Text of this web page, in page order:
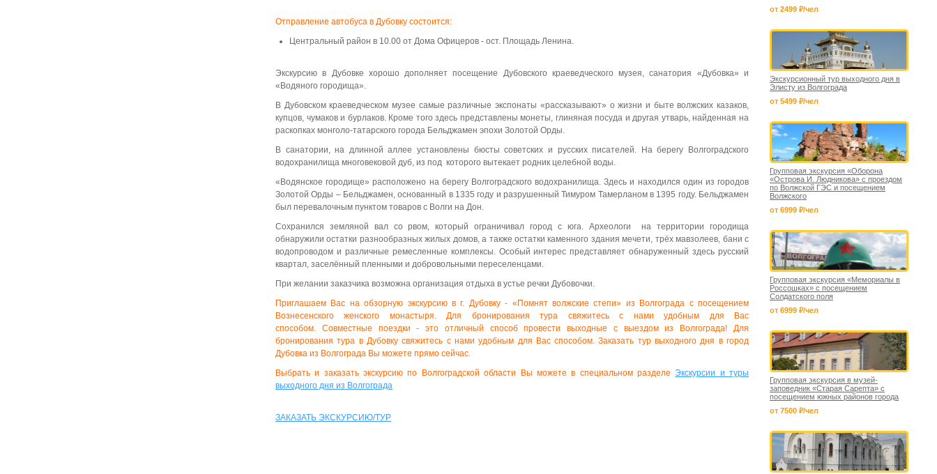
Отправление автобуса в Дубовку состоится:
Центральный район в 10.00 от Дома Офицеров - ост. Площадь Ленина.
Экскурсию в Дубовке хорошо дополняет посещение Дубовского краеведческого музея, санатория «Дубовка» и
«Водяного городища».
В Дубовском краеведческом музее самые различные экспонаты «рассказывают» о жизни и быте волжских казаков,
купцов, чумаков и бурлаков. Кроме того здесь представлены монеты, глиняная посуда и другая утварь, найденная на
раскопках монголо-татарского города Бельджамен эпохи Золотой Орды.
В санатории, на длинной аллее установлены бюсты советских и русских писателей. На берегу Волгоградского
водохранилища многовековой дуб, из под которого вытекает родник целебной воды.
«Водянское городище»расположено на берегу Волгоградского водохранилища. Здесь и находился один из городов
Золотой Орды – Бельджамен,основанный в 1335 году и разрушенный Тимуром Тамерланом в 1395 году. Бельджамен
был перевалочным пунктом товаров с Волги на Дон.
Сохранился земляной вал со рвом, который ограничивал город с юга. Археологи на территории городища
обнаружилиостатки разнообразных жилых домов, а также остатки каменного здания мечети, трёх мавзолеев, бани с
водопроводом и различные ремесленные комплексы. Особый интерес представляет обнаруженный здесь русский
квартал, заселённый пленными и добровольными переселенцами.
При желании заказчика возможна организация отдыха в устье речки Дубовочки.
Приглашаем Вас на обзорную экскурсию в г. Дубовку - «Помнят волжские степи» из Волгограда с посещением
Вознесенского женского монастыря.Для бронирования тура свяжитесь с нами удобным для Вас
способом. Совместные поездки - это отличный способ провести выходные с выездом из Волгограда! Для
бронирования тура в Дубовку свяжитесь с нами удобным для Вас способом. Заказать тур выходного дня в город
Дубовка из Волгограда Вы можете прямо сейчас.
Выбрать и заказать экскурсию по Волгоградской области Вы можете в специальном разделеЭкскурсии и туры
выходного дня из Волгограда
ЗАКАЗАТЬ ЭКСКУРСИЮ/ТУР
от 2499 ₽/чел
Экскурсионный тур выходного дня в
Элисту из Волгограда
от 5499 ₽/чел
Групповая экскурсия «Оборона
«Острова И. Людникова» с проездом
по Волжской ГЭС и посещением
Волжского
от 6999 ₽/чел
Групповая экскурсия «Мемориалы в
Россошках» с посещением
Солдатского поля
от 6999 ₽/чел
Групповая экскурсия в музей-
заповедник «Старая Сарепта» с
посещением южных районов города
от 7500 ₽/чел